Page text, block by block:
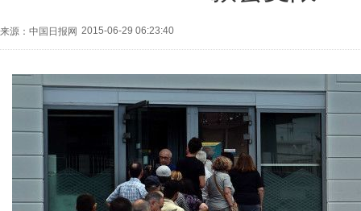
来源：中国日报网 2015-06-29 06:23:40